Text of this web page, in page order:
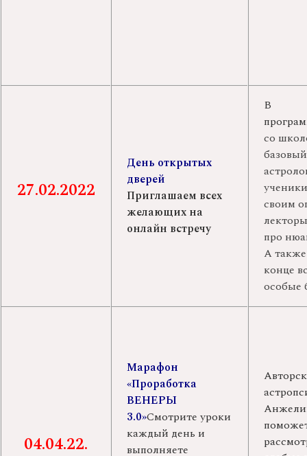
27.02.2022
День открытых
дверей
Приглашаем всех
желающих на
онлайн встречу
В
со
своим
про
А
конце
особые
04.04.22.
Марафон
«Проработка
ВЕНЕРЫ
3.0»Смотрите уроки
каждый день и
выполняете